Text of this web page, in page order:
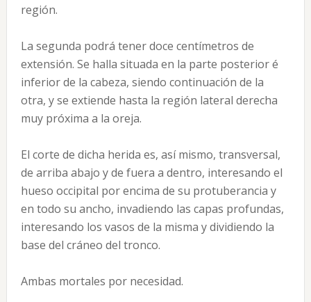
región.
La segunda podrá tener doce centímetros de
extensión. Se halla situada en la parte posterior é
inferior de la cabeza, siendo continuación de la
otra, y se extiende hasta la región lateral derecha
muy próxima a la oreja.
El corte de dicha herida es, así mismo, transversal,
de arriba abajo y de fuera a dentro, interesando el
hueso occipital por encima de su protuberancia y
en todo su ancho, invadiendo las capas profundas,
interesando los vasos de la misma y dividiendo la
base del cráneo del tronco.
Ambas mortales por necesidad.